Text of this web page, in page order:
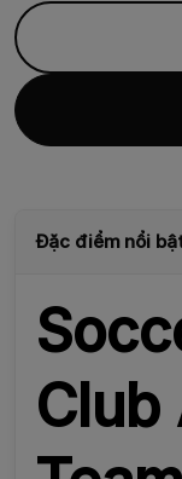
Đặc điểm nổi